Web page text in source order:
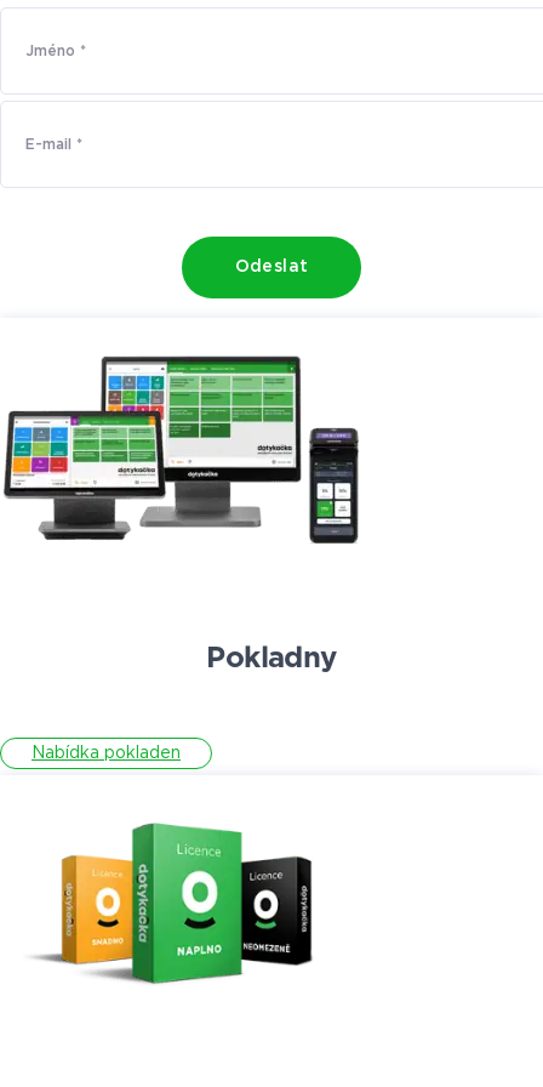
Odeslat
Pokladny
Nabídka pokladen